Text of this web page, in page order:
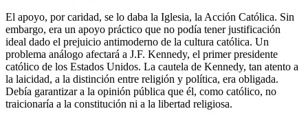
El apoyo, por caridad, se lo daba la Iglesia, la Acción Católica. Sin
embargo, era un apoyo práctico que no podía tener justificación
ideal dado el prejuicio antimoderno de la cultura católica. Un
problema análogo afectará a J.F. Kennedy, el primer presidente
católico de los Estados Unidos. La cautela de Kennedy, tan atento a
la laicidad, a la distinción entre religión y política, era obligada.
Debía garantizar a la opinión pública que él, como católico, no
traicionaría a la constitución ni a la libertad religiosa.